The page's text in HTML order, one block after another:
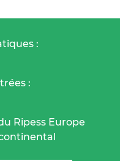
:
:
Ripess Europe